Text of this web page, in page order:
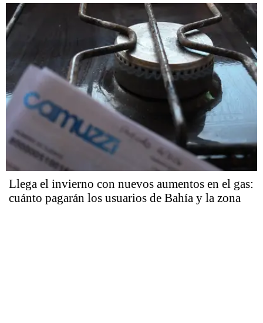
Llega el invierno con nuevos aumentos en el gas:
cuánto pagarán los usuarios de Bahía y la zona